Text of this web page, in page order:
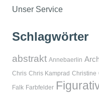
Unser Service
Schlagwörter
abstrakt Annebaerlin
Chris Chris Kamprad Christine
Falk Farbfelder